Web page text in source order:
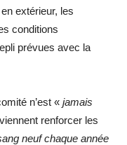
extérieur, les
conditions
prévues avec la
n’est « jamais
renforcer les
neuf chaque année